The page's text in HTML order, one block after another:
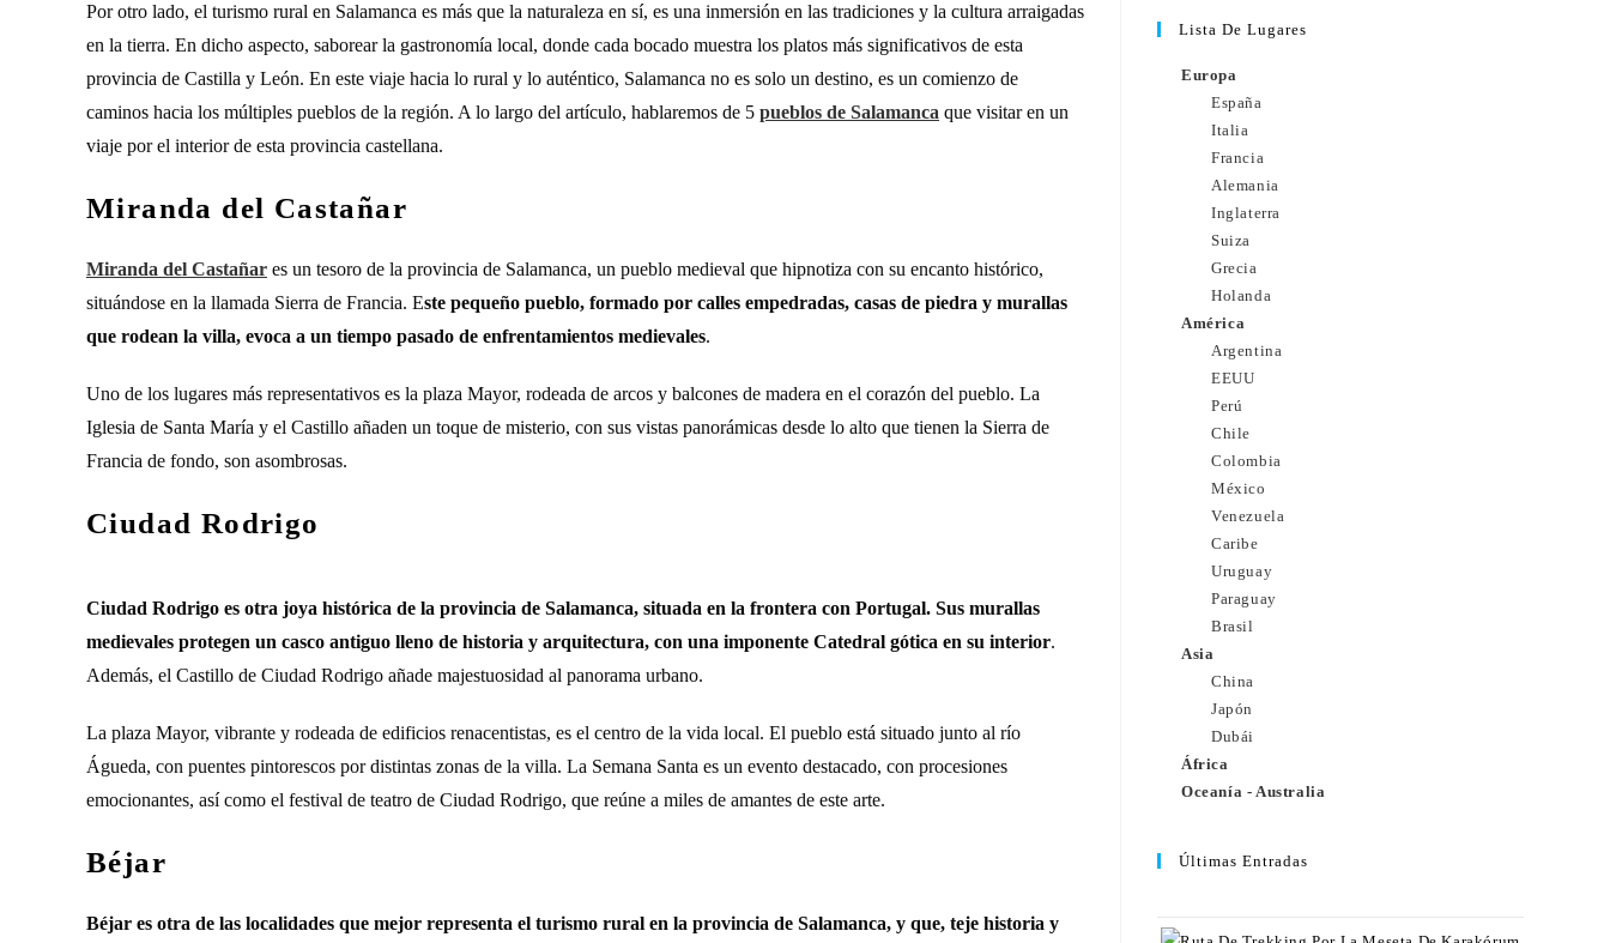
Por otro lado, el turismo rural en Salamanca es más que la naturaleza en sí, es una inmersión en las tradiciones y la cultura arraigadas
en la tierra. En dicho aspecto, saborear la gastronomía local, donde cada bocado muestra los platos más significativos de esta
provincia de Castilla y León. En este viaje hacia lo rural y lo auténtico, Salamanca no es solo un destino, es un comienzo de
caminos hacia los múltiples pueblos de la región. A lo largo del artículo, hablaremos de 5 pueblos de Salamanca que visitar en un
viaje por el interior de esta provincia castellana.
Miranda del Castañar
Miranda del Castañar es un tesoro de la provincia de Salamanca, un pueblo medieval que hipnotiza con su encanto histórico,
situándose en la llamada Sierra de Francia. Este pequeño pueblo, formado por calles empedradas, casas de piedra y murallas
que rodean la villa, evoca a un tiempo pasado de enfrentamientos medievales.
Uno de los lugares más representativos es la plaza Mayor, rodeada de arcos y balcones de madera en el corazón del pueblo. La
Iglesia de Santa María y el Castillo añaden un toque de misterio, con sus vistas panorámicas desde lo alto que tienen la Sierra de
Francia de fondo, son asombrosas.
Ciudad Rodrigo
Ciudad Rodrigo es otra joya histórica de la provincia de Salamanca, situada en la frontera con Portugal. Sus murallas
medievales protegen un casco antiguo lleno de historia y arquitectura, con una imponente Catedral gótica en su interior.
Además, el Castillo de Ciudad Rodrigo añade majestuosidad al panorama urbano.
La plaza Mayor, vibrante y rodeada de edificios renacentistas, es el centro de la vida local. El pueblo está situado junto al río
Águeda, con puentes pintorescos por distintas zonas de la villa. La Semana Santa es un evento destacado, con procesiones
emocionantes, así como el festival de teatro de Ciudad Rodrigo, que reúne a miles de amantes de este arte.
Béjar
Béjar es otra de las localidades que mejor representa el turismo rural en la provincia de Salamanca, y que, teje historia y
Lista De Lugares
Europa
España
Italia
Francia
Alemania
Inglaterra
Suiza
Grecia
Holanda
América
Argentina
EEUU
Perú
Chile
Colombia
México
Venezuela
Caribe
Uruguay
Paraguay
Brasil
Asia
China
Japón
Dubái
África
Oceanía - Australia
Últimas Entradas